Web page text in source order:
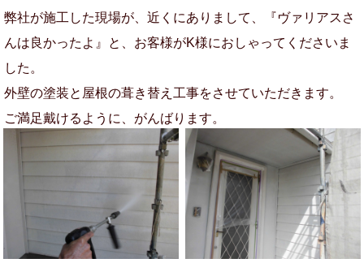
弊社が施工した現場が、近くにありまして、『ヴァリアスさ
んは良かったよ』と、お客様がK様におしゃってくださいま
した。
外壁の塗装と屋根の葺き替え工事をさせていただきます。
ご満足戴けるように、がんばります。